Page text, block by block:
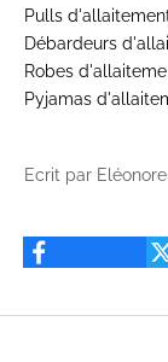
Pulls
Débardeurs
Robes
Pyjamas
Ecrit par